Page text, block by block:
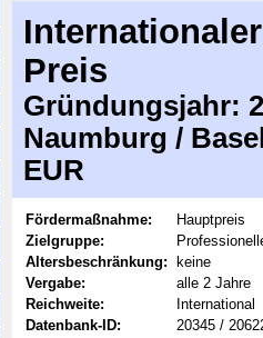
Preis
Gründungsjahr:
Naumburg /
EUR
Fördermaßnahme:
Hauptpreis
Zielgruppe:
Altersbeschränkung:
keine
Vergabe:
alle 2 Jahre
Reichweite:
International
Datenbank-ID:
20345 /